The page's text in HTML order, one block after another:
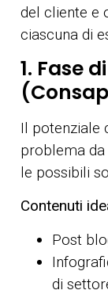
del cliente e
ciascuna di
1. Fase
Il potenziale
problema
le possibili
Contenuti
Post
di